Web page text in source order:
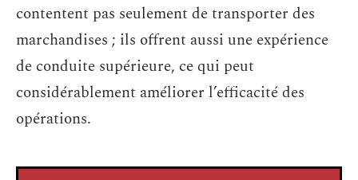
contentent pas seulement de transporter des
marchandises ; ils offrent aussi une expérience
de conduite supérieure, ce qui peut
considérablement améliorer l’efficacité des
opérations.